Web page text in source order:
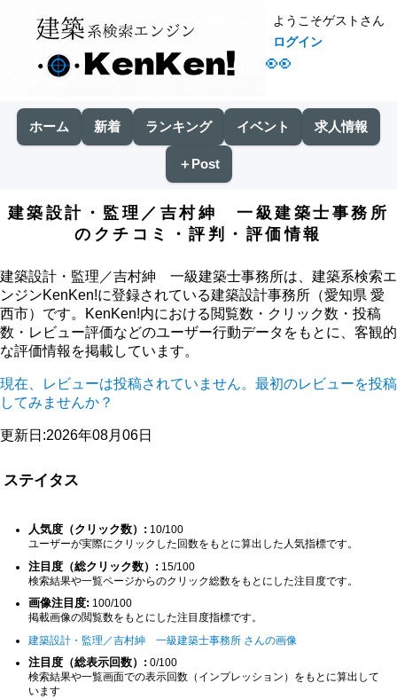
👀
ようこそゲストさん
ログイン
ホーム 新着 ランキング イベント 求人情報
＋Post
建築設計・監理／吉村紳 一級建築士事務所
のクチコミ・評判・評価情報
建築設計・監理／吉村紳 一級建築士事務所は、建築系検索エ
ンジンKenKen!に登録されている建築設計事務所（愛知県 愛
西市）です。KenKen!内における閲覧数・クリック数・投稿
数・レビュー評価などのユーザー行動データをもとに、客観的
な評価情報を掲載しています。
現在、レビューは投稿されていません。最初のレビューを投稿
してみませんか？
更新日:2026年08月06日
ステイタス
人気度（クリック数）: 10/100
ユーザーが実際にクリックした回数をもとに算出した人気指標です。
注目度（総クリック数）: 15/100
検索結果や一覧ページからのクリック総数をもとにした注目度です。
画像注目度: 100/100
掲載画像の閲覧数をもとにした注目度指標です。
建築設計・監理／吉村紳 一級建築士事務所 さんの画像
注目度（総表示回数）: 0/100
検索結果や一覧画面での表示回数（インプレッション）をもとに算出して
います